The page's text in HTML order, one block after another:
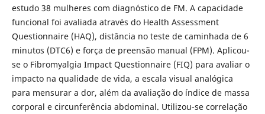
estudo 38 mulheres com diagnóstico de FM. A capacidade
funcional foi avaliada através do Health Assessment
Questionnaire (HAQ), distância no teste de caminhada de 6
minutos (DTC6) e força de preensão manual (FPM). Aplicou-
se o Fibromyalgia Impact Questionnaire (FIQ) para avaliar o
impacto na qualidade de vida, a escala visual analógica
para mensurar a dor, além da avaliação do índice de massa
corporal e circunferência abdominal. Utilizou-se correlação